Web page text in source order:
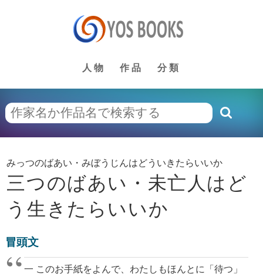
人物 作品 分類
みっつのばあい・みぼうじんはどういきたらいいか
三つのばあい・未亡人はど
う生きたらいいか
冒頭文
一 このお手紙をよんで、わたしもほんとに「待つ」